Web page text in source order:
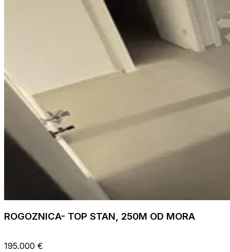
ROGOZNICA- TOP STAN, 250M OD MORA
195.000 €